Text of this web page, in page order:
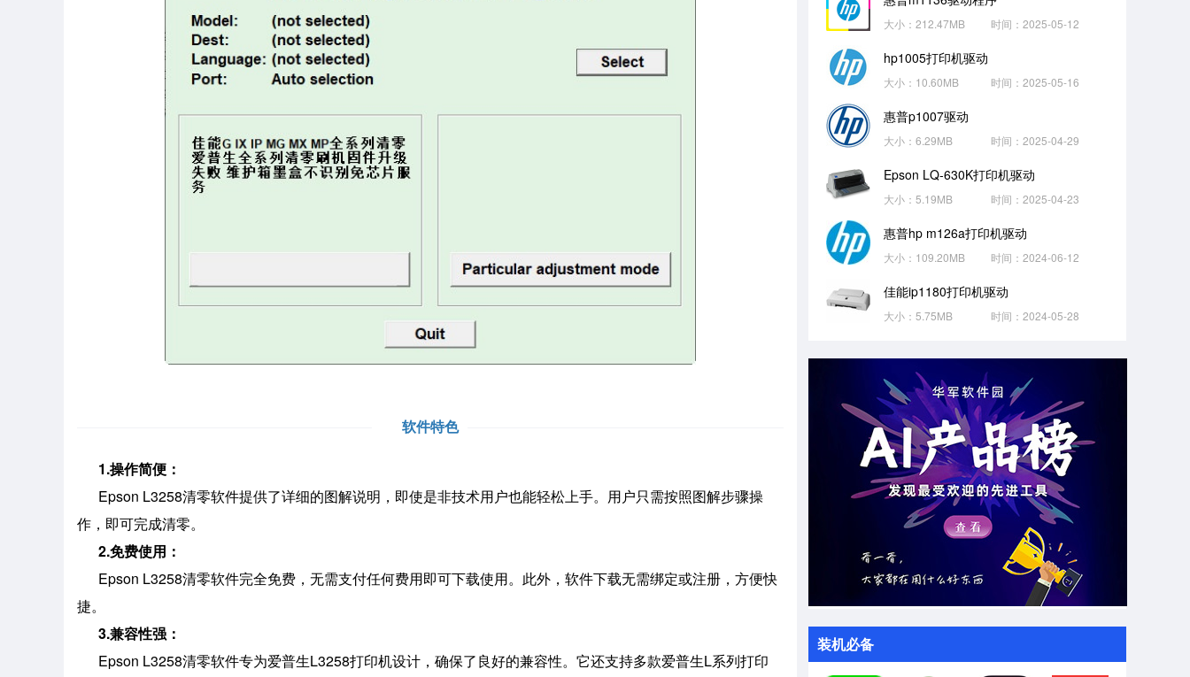
软件特色
1.操作简便：
Epson L3258清零软件提供了详细的图解说明，即使是非技术用户也能轻松上手。用户只需按照图解步骤操
作，即可完成清零。
2.免费使用：
Epson L3258清零软件完全免费，无需支付任何费用即可下载使用。此外，软件下载无需绑定或注册，方便快
捷。
3.兼容性强：
Epson L3258清零软件专为爱普生L3258打印机设计，确保了良好的兼容性。它还支持多款爱普生L系列打印
大小：212.47MB 时间：2025-05-12
hp1005打印机驱动
大小：10.60MB 时间：2025-05-16
惠普p1007驱动
大小：6.29MB 时间：2025-04-29
Epson LQ-630K打印机驱动
大小：5.19MB 时间：2025-04-23
惠普hp m126a打印机驱动
大小：109.20MB 时间：2024-06-12
佳能ip1180打印机驱动
大小：5.75MB 时间：2024-05-28
装机必备